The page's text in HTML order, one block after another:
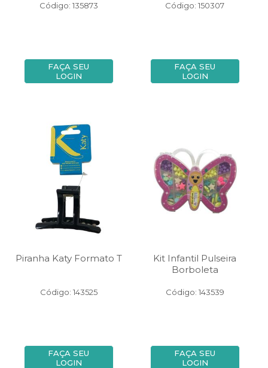
Código: 135873
FAÇA SEU
LOGIN
Código: 150307
FAÇA SEU
LOGIN
Piranha Katy Formato T
Código: 143525
FAÇA SEU
LOGIN
Kit Infantil Pulseira
Borboleta
Código: 143539
FAÇA SEU
LOGIN